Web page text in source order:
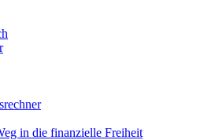
in die finanzielle Freiheit